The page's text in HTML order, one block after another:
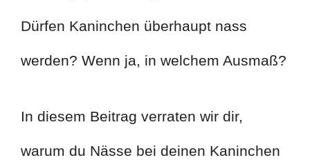
Dürfen Kaninchen überhaupt nass
werden? Wenn ja, in welchem Ausmaß?
In diesem Beitrag verraten wir dir,
warum du Nässe bei deinen Kaninchen